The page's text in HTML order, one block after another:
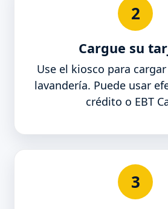
2
Cargue su
Use el kiosco para
lavandería. Puede usar
crédito o EBT
3